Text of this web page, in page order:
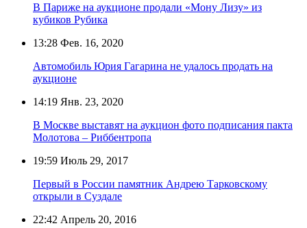
В Париже на аукционе продали «Мону Лизу» из
кубиков Рубика
13:28 Фев. 16, 2020
Автомобиль Юрия Гагарина не удалось продать на
аукционе
14:19 Янв. 23, 2020
В Москве выставят на аукцион фото подписания пакта
Молотова – Риббентропа
19:59 Июль 29, 2017
Первый в России памятник Андрею Тарковскому
открыли в Суздале
22:42 Апрель 20, 2016